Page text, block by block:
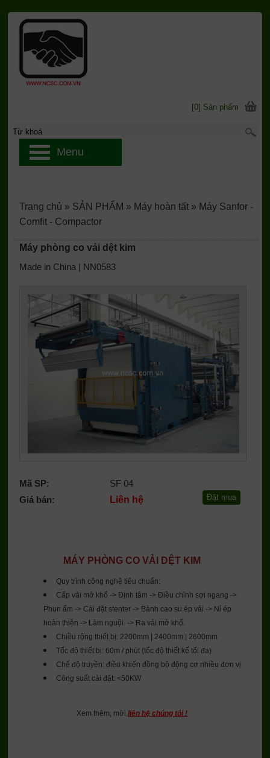
Máy phòng co vải dệt kim
Made in China | NN0583
Mã SP:
SF 04
Giá bán:
Liên hệ
MÁY PHÒNG CO VẢI DỆT KIM
Quy trình công nghệ tiêu chuẩn:
Cấp vải mở khổ -> Định tâm -> Điều chỉnh sợi ngang ->
Phun ẩm -> Cài đặt stenter -> Bành cao su ép vải -> Nỉ ép
hoàn thiện -> Làm nguội -> Ra vải mở khổ.
Chiều rộng thiết bị: 2200mm | 2400mm | 2600mm
Tốc độ thiết bị: 60m / phút (tốc độ thiết kế tối đa)
Chế độ truyền: điều khiển đồng bộ động cơ nhiều đơn vị
Công suất cài đặt: <50KW
Xem thêm, mờiliên hệ chúng tôi !
Trang chủ » SẢN PHẨM » Máy hoàn tất » Máy Sanfor -
Comfit - Compactor
[0] Sản phẩm
Menu